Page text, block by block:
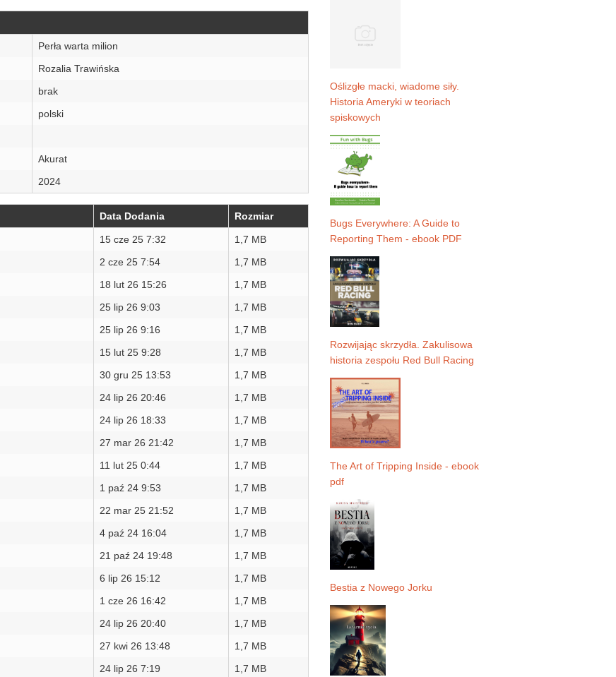
Perła warta milion
Rozalia Trawińska
brak
polski
Akurat
2024
Data Dodania Rozmiar
15 cze 25 7:32
1,7 MB
2 cze 25 7:54
1,7 MB
18 lut 26 15:26
1,7 MB
25 lip 26 9:03
1,7 MB
25 lip 26 9:16
1,7 MB
15 lut 25 9:28
1,7 MB
30 gru 25 13:53
1,7 MB
24 lip 26 20:46
1,7 MB
24 lip 26 18:33
1,7 MB
27 mar 26 21:42
1,7 MB
11 lut 25 0:44
1,7 MB
1 paź 24 9:53
1,7 MB
22 mar 25 21:52
1,7 MB
4 paź 24 16:04
1,7 MB
21 paź 24 19:48
1,7 MB
6 lip 26 15:12
1,7 MB
1 cze 26 16:42
1,7 MB
24 lip 26 20:40
1,7 MB
27 kwi 26 13:48
1,7 MB
24 lip 26 7:19
1,7 MB
Oślizgłe macki, wiadome siły.
Historia Ameryki w teoriach
spiskowych
Bugs Everywhere: A Guide to
Reporting Them - ebook PDF
Rozwijając skrzydła. Zakulisowa
historia zespołu Red Bull Racing
The Art of Tripping Inside - ebook
pdf
Bestia z Nowego Jorku